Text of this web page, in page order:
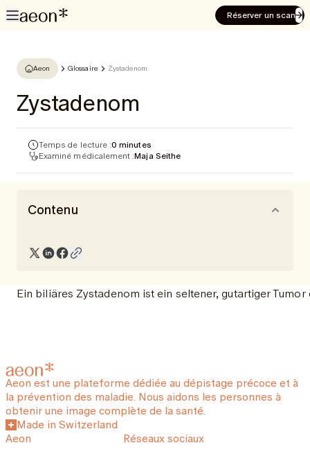
Réserver un scan
Aeon Glossaire Zystadenom
Zystadenom
Temps de lecture :0 minutes
Examiné médicalement :Maja Seithe
Contenu
Ein biliäres Zystadenom ist ein seltener, gutartiger
Aeon est une plateforme dédiée au dépistage précoce et à
la prévention des maladie. Nous aidons les personnes à
obtenir une image complète de la santé.
Made in Switzerland
Aeon
Réseaux sociaux